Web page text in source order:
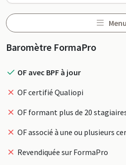
Menu
Profil
Baromètre FormaPro
OF avec BPF à jour
OF certifié Qualiopi
OF formant plus de 20
OF associé à une ou plusieurs
Revendiquée sur FormaPro